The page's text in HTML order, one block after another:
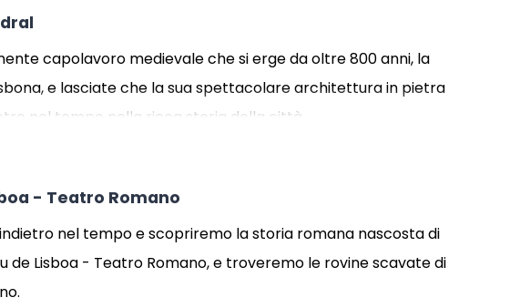
capolavoro medievale che si erge da oltre 800 anni, la
e lasciate che la sua spettacolare architettura in pietra
nel tempo nella ricca storia della città.
- Teatro Romano
nel tempo e scopriremo la storia romana nascosta di
de Lisboa - Teatro Romano, e troveremo le rovine scavate di